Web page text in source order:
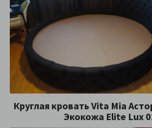
Круглая кровать Vita Mia
Экокожа Elite Lux